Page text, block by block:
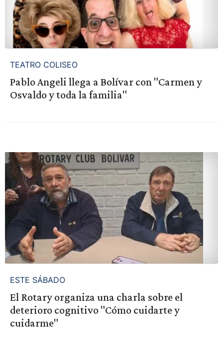
TEATRO COLISEO
Pablo Angeli llega a Bolívar con "Carmen y
Osvaldo y toda la familia"
ESTE SÁBADO
El Rotary organiza una charla sobre el
deterioro cognitivo "Cómo cuidarte y
cuidarme"